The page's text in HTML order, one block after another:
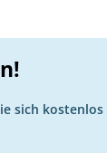
sich kostenlos